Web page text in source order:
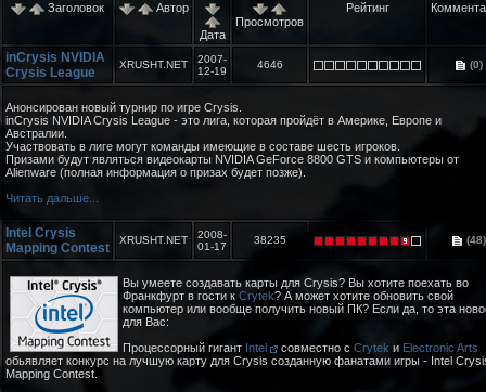
Заголовок Автор
Дата
Просмотров
Рейтинг
inCrysis NVIDIA
Crysis League
XRUSHT.NET
2007-
12-19
4646 (0)
Анонсирован новый турнир по игре Crysis.
inCrysis NVIDIA Crysis League - это лига, которая пройдёт в Америке, Европе и
Австралии.
Участвовать в лиге могут команды имеющие в составе шесть игроков.
Призами будут являться видеокарты NVIDIA GeForce 8800 GTS и компьютеры от
Alienware (полная информация о призах будет позже).
Читать дальше...
Intel Crysis
Mapping Contest
XRUSHT.NET
2008-
01-17
38235 (48)
Вы умеете создавать карты для Crysis? Вы хотите поехать во
Франкфурт в гости к Crytek? А может хотите обновить свой
компьютер или вообще получить новый ПК? Если да, то эта
для Вас:
Процессорный гигант Intel совместно с Crytek и Electronic Arts
обьявляет конкурс на лучшую карту для Crysis созданную фанатами игры - Intel
Mapping Contest.